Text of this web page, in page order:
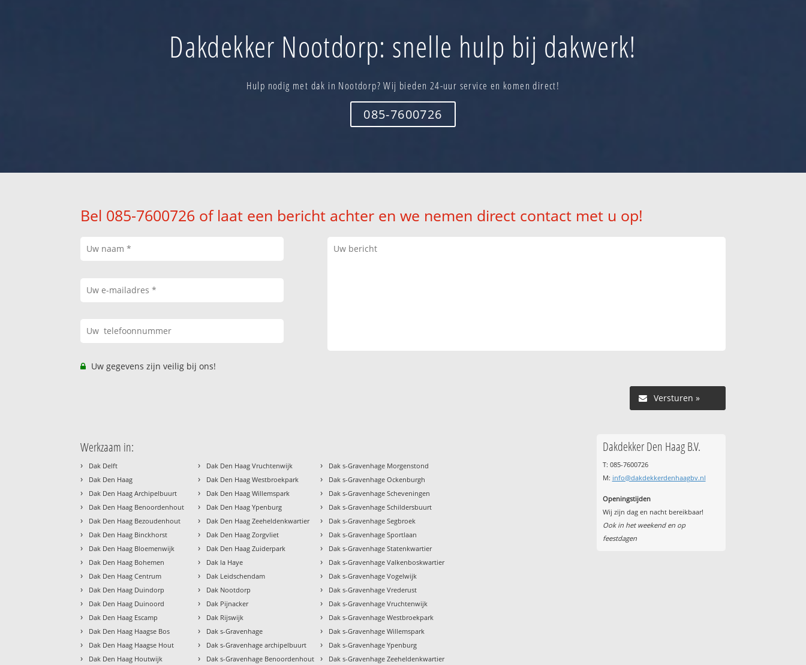
Dakdekker Nootdorp: snelle hulp bij dakwerk!
Hulp nodig met dak in Nootdorp? Wij bieden 24-uur service en komen direct!
085-7600726
Bel 085-7600726 of laat een bericht achter en we nemen direct contact met u op!
Uw gegevens zijn veilig bij ons!
Versturen »
Werkzaam in:
› Dak Delft
› Dak Den Haag
› Dak Den Haag Archipelbuurt
› Dak Den Haag Benoordenhout
› Dak Den Haag Bezoudenhout
› Dak Den Haag Binckhorst
› Dak Den Haag Bloemenwijk
› Dak Den Haag Bohemen
› Dak Den Haag Centrum
› Dak Den Haag Duindorp
› Dak Den Haag Duinoord
› Dak Den Haag Escamp
› Dak Den Haag Haagse Bos
› Dak Den Haag Haagse Hout
› Dak Den Haag Houtwijk
› Dak Den Haag Vruchtenwijk
› Dak Den Haag Westbroekpark
› Dak Den Haag Willemspark
› Dak Den Haag Ypenburg
› Dak Den Haag Zeeheldenkwartier
› Dak Den Haag Zorgvliet
› Dak Den Haag Zuiderpark
› Dak la Haye
› Dak Leidschendam
› Dak Nootdorp
› Dak Pijnacker
› Dak Rijswijk
› Dak s-Gravenhage
› Dak s-Gravenhage archipelbuurt
› Dak s-Gravenhage Benoordenhout
› Dak s-Gravenhage Morgenstond
› Dak s-Gravenhage Ockenburgh
› Dak s-Gravenhage Scheveningen
› Dak s-Gravenhage Schildersbuurt
› Dak s-Gravenhage Segbroek
› Dak s-Gravenhage Sportlaan
› Dak s-Gravenhage Statenkwartier
› Dak s-Gravenhage Valkenboskwartier
› Dak s-Gravenhage Vogelwijk
› Dak s-Gravenhage Vrederust
› Dak s-Gravenhage Vruchtenwijk
› Dak s-Gravenhage Westbroekpark
› Dak s-Gravenhage Willemspark
› Dak s-Gravenhage Ypenburg
› Dak s-Gravenhage Zeeheldenkwartier
Dakdekker Den Haag B.V.
T: 085-7600726
M: info@dakdekkerdenhaagbv.nl
Openingstijden
Wij zijn dag en nacht bereikbaar!
Ook in het weekend en op
feestdagen